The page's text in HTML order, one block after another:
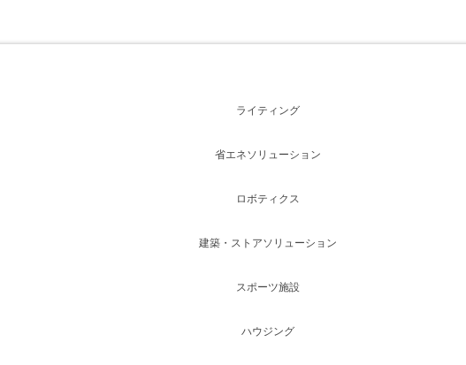
ライティング
省エネソリューション
ロボティクス
建築・ストアソリューション
スポーツ施設
ハウジング